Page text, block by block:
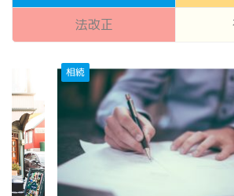
法改正
相続